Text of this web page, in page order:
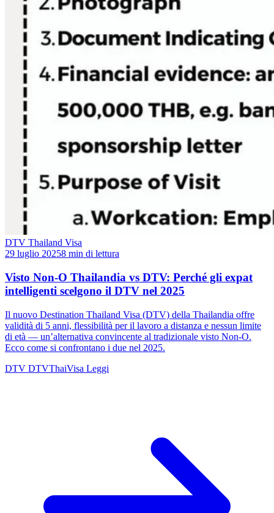
DTV Thailand Visa
29 luglio 20258 min di lettura
Visto Non-O Thailandia vs DTV: Perché gli expat
intelligenti scelgono il DTV nel 2025
Il nuovo Destination Thailand Visa (DTV) della Thailandia offre
validità di 5 anni, flessibilità per il lavoro a distanza e nessun limite
di età — un’alternativa convincente al tradizionale visto Non-O.
Ecco come si confrontano i due nel 2025.
DTV DTVThaiVisa Leggi